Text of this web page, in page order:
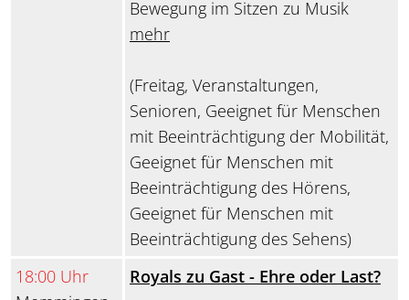
Bewegung im Sitzen zu Musik
mehr
(Freitag, Veranstaltungen,
Senioren, Geeignet für Menschen
mit Beeinträchtigung der Mobilität,
Geeignet für Menschen mit
Beeinträchtigung des Hörens,
Geeignet für Menschen mit
Beeinträchtigung des Sehens)
18:00 Uhr
Royals zu Gast - Ehre oder Last?